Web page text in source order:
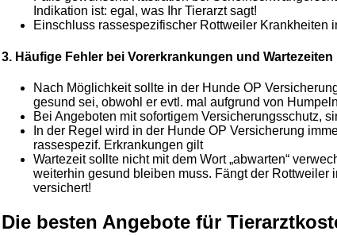
Indikation ist: egal, was Ihr Tierarzt sagt!
Einschluss rassespezifischer Rottweiler
3. Häufige Fehler bei Vorerkrankungen und Wartezeiten
Nach Möglichkeit sollte in der Hunde OP
gesund sei, obwohl er evtl. mal aufgrund von
Bei Angeboten mit sofortigem Versicherungsschutz,
In der Regel wird in der Hunde OP Versicherung
rassespezif. Erkrankungen gilt
Wartezeit sollte nicht mit dem Wort „abwarten“
weiterhin gesund bleiben muss. Fängt der Rottweiler
versichert!
Die besten Angebote für